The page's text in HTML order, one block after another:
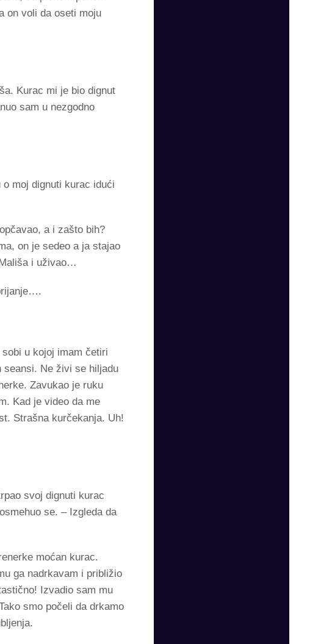
on voli da oseti moju
Kurac mi je bio dignut
sam u nezgodno
moj dignuti kurac idući
a i zašto bih?
on je sedeo a ja stajao
i uživao…
u kojoj imam četiri
seansi. Ne živi se hiljadu
Zavukao je ruku
Kad je video da me
Strašna kurčekanja. Uh!
svoj dignuti kurac
se. – Izgleda da
moćan kurac.
ga nadrkavam i približio
Izvadio sam mu
smo počeli da drkamo